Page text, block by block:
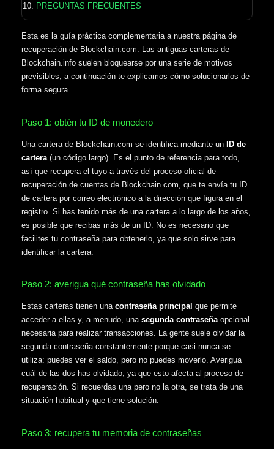
PREGUNTAS FRECUENTES
Esta es la guía práctica complementaria a nuestra página de
recuperación de Blockchain.com. Las antiguas carteras de
Blockchain.info suelen bloquearse por una serie de motivos
previsibles; a continuación te explicamos cómo solucionarlos de
forma segura.
Paso 1: obtén tu ID de monedero
Una cartera de Blockchain.com se identifica mediante un ID de
cartera (un código largo). Es el punto de referencia para todo,
así que recupera el tuyo a través del proceso oficial de
recuperación de cuentas de Blockchain.com, que te envía tu ID
de cartera por correo electrónico a la dirección que figura en el
registro. Si has tenido más de una cartera a lo largo de los años,
es posible que recibas más de un ID. No es necesario que
facilites tu contraseña para obtenerlo, ya que solo sirve para
identificar la cartera.
Paso 2: averigua qué contraseña has olvidado
Estas carteras tienen una contraseña principal que permite
acceder a ellas y, a menudo, una segunda contraseñaopcional
necesaria para realizar transacciones. La gente suele olvidar la
segunda contraseña constantemente porque casi nunca se
utiliza: puedes ver el saldo, pero no puedes moverlo. Averigua
cuál de las dos has olvidado, ya que esto afecta al proceso de
recuperación. Si recuerdas una pero no la otra, se trata de una
situación habitual y que tiene solución.
Paso 3: recupera tu memoria de contraseñas